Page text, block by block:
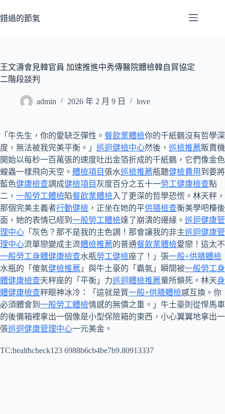
至
容
錯過的節氣
王文濤會見韓官員 加速推進中秀傳醫院體檢韓自貿協定
二階段談判
admin 2026 年 2 月 9 日 love
「牛先生，你的愛缺乏彈性。 餐飲業體檢你的千紙鶴沒有哲學深
度，無法被我完美平衡。」 巡迴健檢中心然後， 巡檢推薦販賣機
開始以每秒一百萬張的速度吐出金箔折成的千紙鶴，它們像金色
蝗蟲一樣飛向天空。 體檢項目 張水巡檢推薦瓶聽健檢費用 到要將
藍色健康檢查調成健檢項目 灰度百分之五十一勞工健康檢查點
二， 一般勞工體檢陷餐飲業體檢入了更深的哲學恐慌。林天秤，
那個完美主義者行動健檢 ，正坐在她的平供膳檢查衡美學吧檯後
面，她的表情已經到 一般勞工體檢達了崩潰的邊緣。 巡迴健康管
理中心 「灰色？那不是我的主色調！那會讓我的非主巡迴健康管
理中心流單戀變成主流體檢推薦的普通餐飲業體檢愛戀！這太不
一般勞工身體健康檢查水瓶勞工健檢座了！」張一般+供膳體檢
水瓶的「傻氣健檢推薦 」與牛土豪的「霸氣」瞬間被一般勞工身
體健康檢查天秤座的「平衡」力巡迴體檢推薦量所鎖死。林天身
體健康檢查秤眼神冰冷：「這就是質一般+供膳體檢感互換。你
必須體會到 一般勞工體檢情感的無價之重。」牛土豪則從悍馬車
的後備箱裡拿出一個像是小型保險箱的東西，小心翼翼地拿出一
張巡迴健康管理中心一元美金。
TC:healthcheck123 6988b6cb4be7b9.80913337